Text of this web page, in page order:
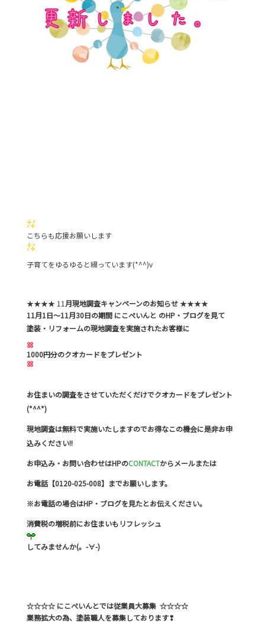
こちらも応援お願いします
子育てをゆるゆると綴っています(*^^)v
★★★★ 11 月現地調査キャンペーンのお知らせ★★★★
11月1日～11月30日の期間 にこぺいんと のHP・ブログを見て
塗装・リフォームの現地調査を実施されたお客様に
1000円分のクオカードをプレゼント
お住まいの調査をさせていただくだけでクオカードをプレゼント
(*^^*)
現地調査は無料で実施いたしますのでお得なこの機会に是非お申
込みください!!
お申込み・お問い合わせはHPのCONTACTからメールまたは
お電話【0120-025-008】までお願いします。
※お電話の場合はHP・ブログを見たとお伝えください。
消費税の増税前にお住まいもリフレッシュ
してみませんか(。-∀-)
☆☆☆☆ にこぺいんとでは従業員大募集 ☆☆☆☆
業務拡大の為、塗装職人を募集しております❢